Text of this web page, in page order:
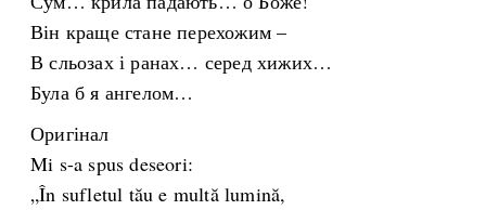
Він краще стане перехожим –
В сльозах і ранах… серед хижих…
Була б я ангелом…
Оригінал
Mi s-a spus deseori:
„În sufletul tău e multă lumină,